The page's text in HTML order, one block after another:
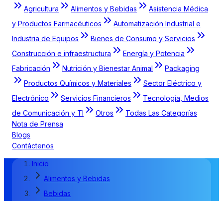
Agricultura Alimentos y Bebidas
Asistencia Médica
y Productos Farmacéuticos
Automatización Industrial e
Industria de Equipos
Bienes de Consumo y Servicios
Construcción e infraestructura
Energía y Potencia
Fabricación
Nutrición y Bienestar Animal
Packaging
Productos Químicos y Materiales
Sector Eléctrico y
Electrónico
Servicios Financieros
Tecnología, Medios
de Comunicación y TI
Otros
Todas Las Categorías
Nota de Prensa
Blogs
Contáctenos
Inicio
Alimentos y Bebidas
Bebidas